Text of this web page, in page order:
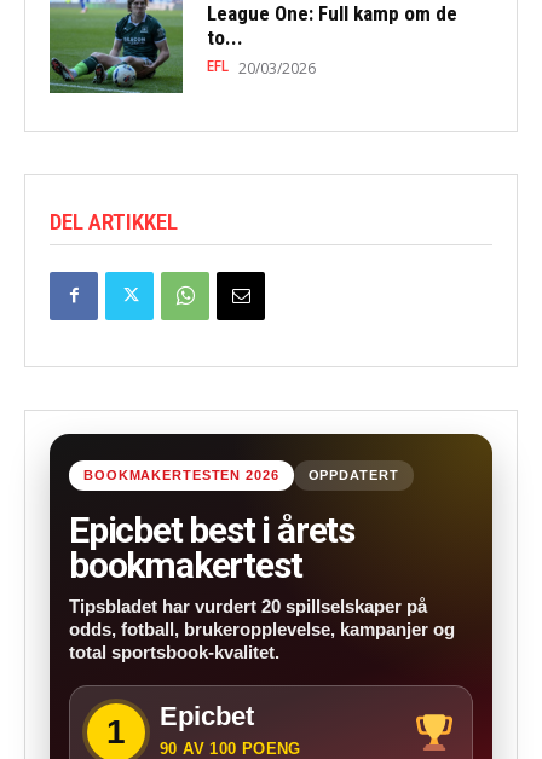
League One: Full kamp om de
to...
EFL 20/03/2026
DEL ARTIKKEL
BOOKMAKERTESTEN 2026 OPPDATERT
Epicbet best i årets
bookmakertest
Tipsbladet har vurdert 20 spillselskaper på
odds, fotball, brukeropplevelse, kampanjer og
total sportsbook-kvalitet.
1 Epicbet
90 AV 100 POENG